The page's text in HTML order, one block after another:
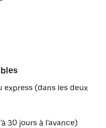
(dans les deux
30 jours à l'avance)